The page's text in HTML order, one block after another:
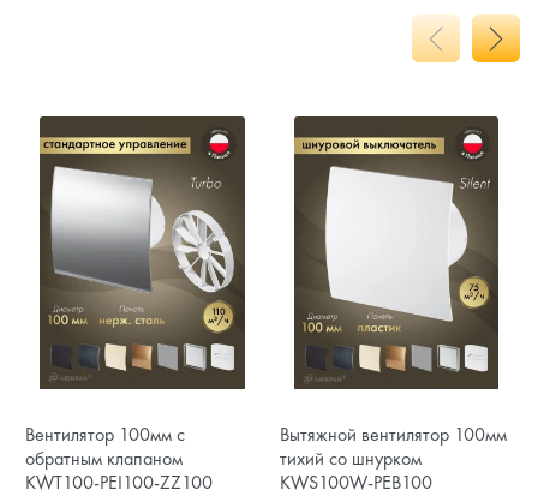
Вентилятор 100мм с
обратным клапаном
KWT100-PEI100-ZZ100
Вытяжной вентилятор 100мм
тихий со шнурком
KWS100W-PEB100